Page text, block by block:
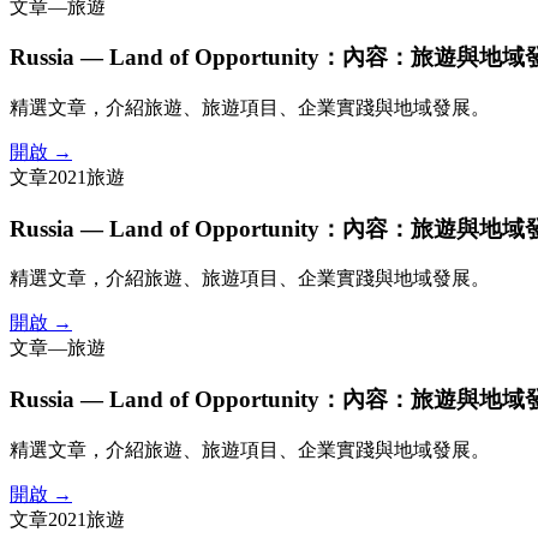
文章—旅遊
Russia — Land of Opportunity：內容：旅遊與地域
精選文章，介紹旅遊、旅遊項目、企業實踐與地域發展。
開啟 →
文章2021旅遊
Russia — Land of Opportunity：內容：旅遊與地域
精選文章，介紹旅遊、旅遊項目、企業實踐與地域發展。
開啟 →
文章—旅遊
Russia — Land of Opportunity：內容：旅遊與地域
精選文章，介紹旅遊、旅遊項目、企業實踐與地域發展。
開啟 →
文章2021旅遊